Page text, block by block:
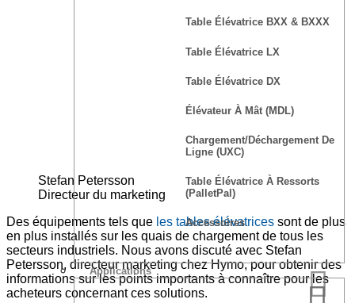
Table Élévatrice BXX & BXXX
Table Élévatrice LX
Table Élévatrice DX
Élévateur À Mât (MDL)
Chargement/déchargement De
Ligne (UXC)
Table Élévatrice À Ressorts
(PalletPal)
Accessoires
Applications
Stefan Petersson
Directeur du marketing
Des équipements tels que les tables élévatrices sont de plus
en plus installés sur les quais de chargement de tous les
secteurs industriels. Nous avons discuté avec Stefan
Petersson, directeur marketing chez Hymo, pour obtenir des
informations sur les points importants à connaître pour les
acheteurs concernant ces solutions.